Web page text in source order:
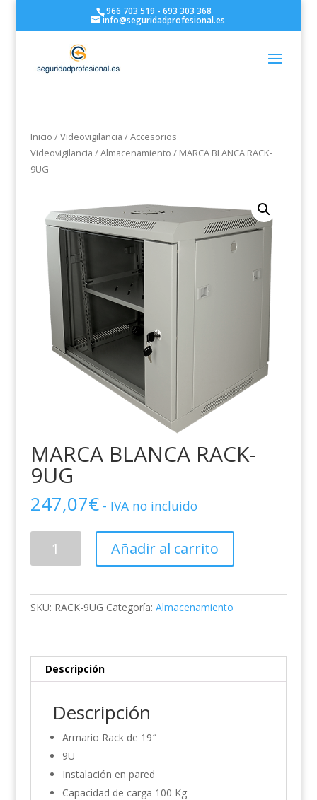
966 703 519 - 693 303 368
info@seguridadprofesional.es
Inicio /Videovigilancia /Accesorios
Videovigilancia /Almacenamiento / MARCA BLANCA RACK-
9UG
MARCA BLANCA RACK-
9UG
247,07€ - IVA no incluido
BLANCA
cantidad
Añadir al carrito
SKU: RACK-9UG Categoría: Almacenamiento
Descripción
Descripción
Armario Rack de 19″
9U
Instalación en pared
Capacidad de carga 100 Kg